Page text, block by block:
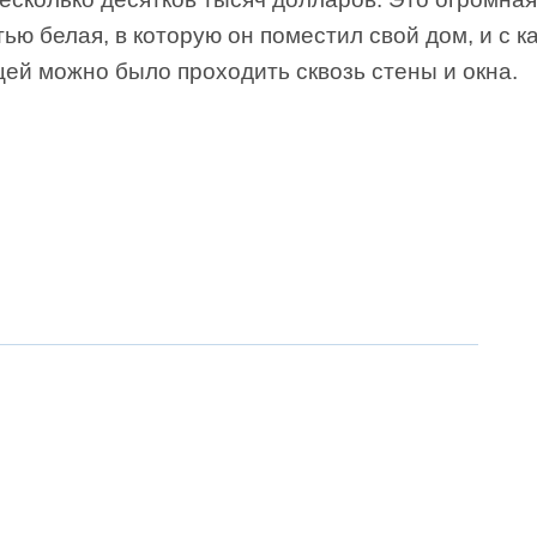
белая, в которую он поместил свой дом, и с
можно было проходить сквозь стены и окна.